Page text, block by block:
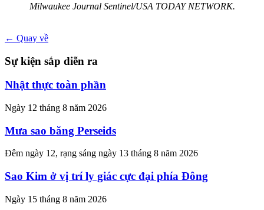
Milwaukee Journal Sentinel/USA TODAY NETWORK.
← Quay về
Sự kiện sắp diễn ra
Nhật thực toàn phần
Ngày 12 tháng 8 năm 2026
Mưa sao băng Perseids
Đêm ngày 12, rạng sáng ngày 13 tháng 8 năm 2026
Sao Kim ở vị trí ly giác cực đại phía Đông
Ngày 15 tháng 8 năm 2026